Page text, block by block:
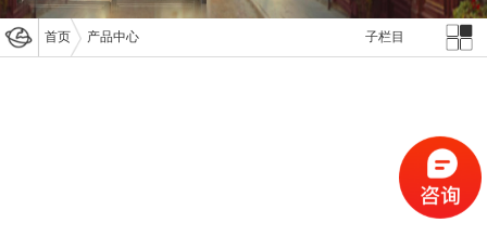
首页 产品中心 子栏目